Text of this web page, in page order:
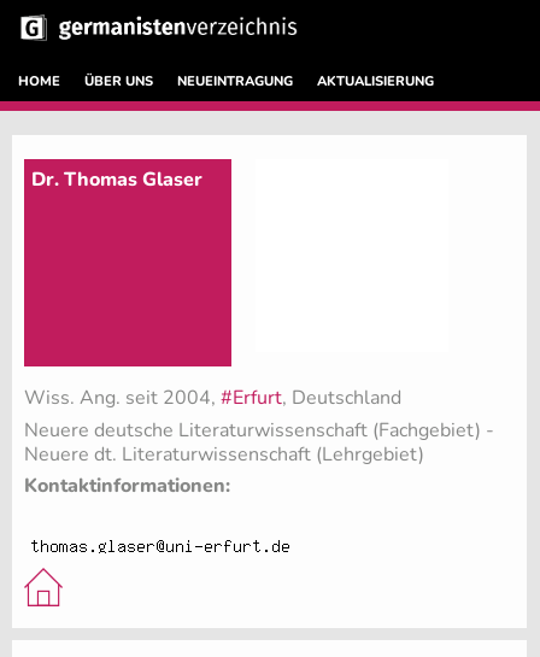
HOME ÜBER UNS NEUEINTRAGUNG AKTUALISIERUNG
Dr. Thomas Glaser
Wiss. Ang. seit 2004, #Erfurt, Deutschland
Neuere deutsche Literaturwissenschaft (Fachgebiet) -
Neuere dt. Literaturwissenschaft (Lehrgebiet)
Kontaktinformationen: